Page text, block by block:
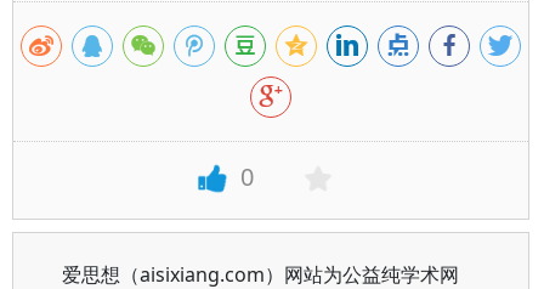
0
爱思想（aisixiang.com）网站为公益纯学术网